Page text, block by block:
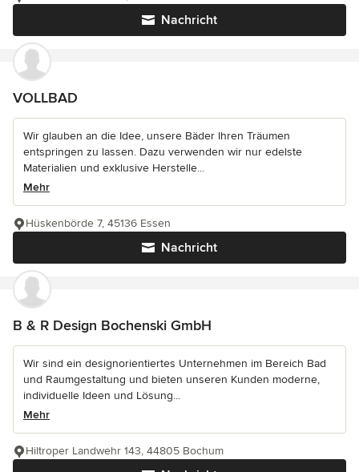
Nachricht
VOLLBAD
Wir glauben an die Idee, unsere Bäder Ihren Träumen
entspringen zu lassen. Dazu verwenden wir nur edelste
Materialien und exklusive Herstelle...
Mehr
Nachricht
Hüskenbörde 7, 45136 Essen
B & R Design Bochenski GmbH
Wir sind ein designorientiertes Unternehmen im Bereich Bad
und Raumgestaltung und bieten unseren Kunden moderne,
individuelle Ideen und Lösung...
Mehr
Hiltroper Landwehr 143, 44805 Bochum